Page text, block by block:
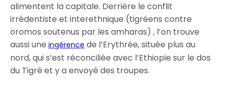
alimentent la capitale. Derrière le conflit
irrédentiste et interethnique (tigréens contre
oromos soutenus par les amharas) , l’on trouve
aussi uneingérence de l’Erythrée, située plus au
nord, qui s’est réconciliée avec l’Ethiopie sur le dos
du Tigré et y a envoyé des troupes.